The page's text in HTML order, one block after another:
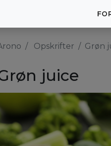
Opskrifter Grøn
juice